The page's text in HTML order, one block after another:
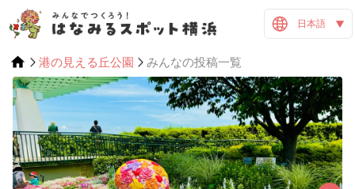
日本語
港の見える丘公園 みんなの投稿一覧